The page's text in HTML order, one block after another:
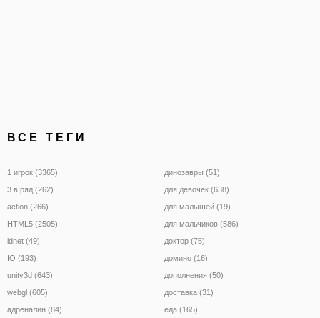
ВСЕ ТЕГИ
1 игрок (3365)
3 в ряд (262)
action (266)
HTML5 (2505)
idnet (49)
IO (193)
unity3d (643)
webgl (605)
адреналин (84)
динозавры (51)
для девочек (638)
для малышей (19)
для мальчиков (586)
доктор (75)
домино (16)
дополнения (50)
доставка (31)
еда (165)